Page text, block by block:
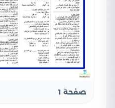
صفحة 1